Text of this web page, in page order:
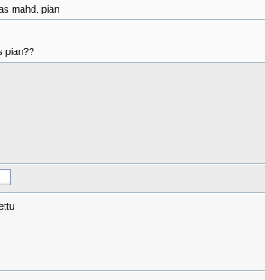
mahd. pian
pian??